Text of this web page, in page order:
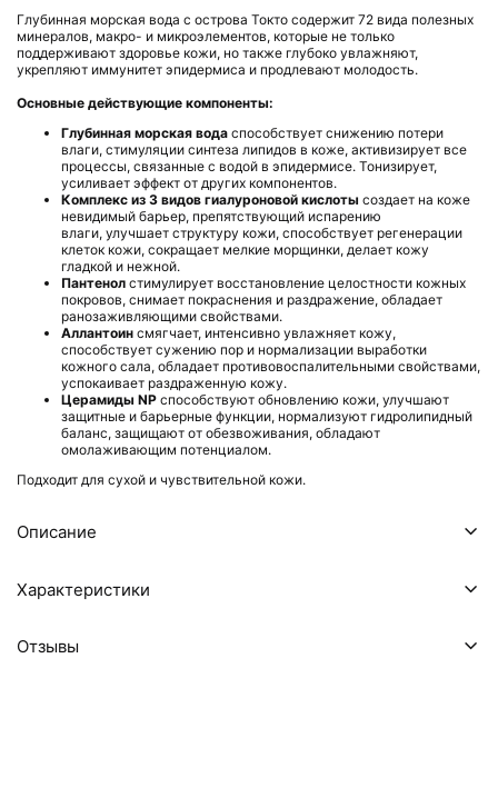
Глубинная морская вода с острова Токто содержит 72 вида полезных
минералов, макро- и микроэлементов, которые не только
поддерживают здоровье кожи, но также глубоко увлажняют,
укрепляют иммунитет эпидермиса и продлевают молодость.
Основные действующие компоненты:
Глубинная морская вода способствует снижению потери
влаги, стимуляции синтеза липидов в коже, активизирует все
процессы, связанные с водой в эпидермисе. Тонизирует,
усиливает эффект от других компонентов.
Комплекс из 3 видов гиалуроновой кислоты создает на коже
невидимый барьер, препятствующий испарению
влаги, улучшает структуру кожи, способствует регенерации
клеток кожи, сокращает мелкие морщинки, делает кожу
гладкой и нежной.
Пантенол стимулирует восстановление целостности кожных
покровов, снимает покраснения и раздражение, обладает
ранозаживляющими свойствами.
Аллантоин смягчает, интенсивно увлажняет кожу,
способствует сужению пор и нормализации выработки
кожного сала, обладает противовоспалительными свойствами,
успокаивает раздраженную кожу.
Церамиды NP способствуют обновлению кожи, улучшают
защитные и барьерные функции, нормализуют гидролипидный
баланс, защищают от обезвоживания, обладают
омолаживающим потенциалом.
Подходит для сухой и чувствительной кожи.
Описание
Характеристики
Отзывы